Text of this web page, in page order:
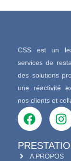
CSS est un
services de
des solutions
une réactivité
nos clients et
A PROPOS